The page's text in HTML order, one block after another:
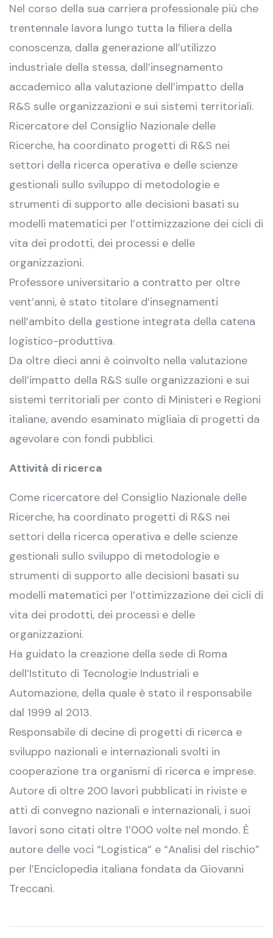
Nel corso della sua carriera professionale più che
trentennale lavora lungo tutta la filiera della
conoscenza, dalla generazione all’utilizzo
industriale della stessa, dall’insegnamento
accademico alla valutazione dell’impatto della
R&S sulle organizzazioni e sui sistemi territoriali.
Ricercatore del Consiglio Nazionale delle
Ricerche, ha coordinato progetti di R&S nei
settori della ricerca operativa e delle scienze
gestionali sullo sviluppo di metodologie e
strumenti di supporto alle decisioni basati su
modelli matematici per l’ottimizzazione dei cicli di
vita dei prodotti, dei processi e delle
organizzazioni.
Professore universitario a contratto per oltre
vent’anni, è stato titolare d’insegnamenti
nell’ambito della gestione integrata della catena
logistico-produttiva.
Da oltre dieci anni è coinvolto nella valutazione
dell’impatto della R&S sulle organizzazioni e sui
sistemi territoriali per conto di Ministeri e Regioni
italiane, avendo esaminato migliaia di progetti da
agevolare con fondi pubblici.
Attività di ricerca
Come ricercatore del Consiglio Nazionale delle
Ricerche, ha coordinato progetti di R&S nei
settori della ricerca operativa e delle scienze
gestionali sullo sviluppo di metodologie e
strumenti di supporto alle decisioni basati su
modelli matematici per l’ottimizzazione dei cicli di
vita dei prodotti, dei processi e delle
organizzazioni.
Ha guidato la creazione della sede di Roma
dell’Istituto di Tecnologie Industriali e
Automazione, della quale è stato il responsabile
dal 1999 al 2013.
Responsabile di decine di progetti di ricerca e
sviluppo nazionali e internazionali svolti in
cooperazione tra organismi di ricerca e imprese.
Autore di oltre 200 lavori pubblicati in riviste e
atti di convegno nazionali e internazionali, i suoi
lavori sono citati oltre 1’000 volte nel mondo. È
autore delle voci “Logistica” e “Analisi del rischio”
per l’Enciclopedia italiana fondata da Giovanni
Treccani.